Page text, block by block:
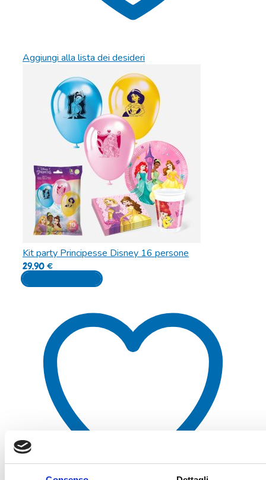
Aggiungi alla lista dei desideri
Kit party Principesse Disney 16 persone
29,90€
Aggiungi al carrello